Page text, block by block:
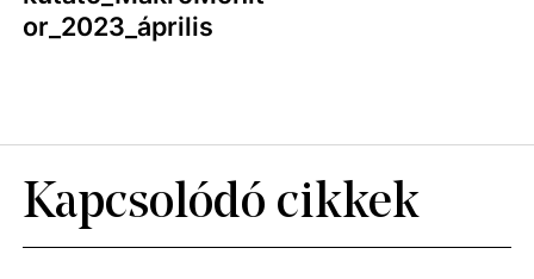
or_2023_április
Kapcsolódó cikkek